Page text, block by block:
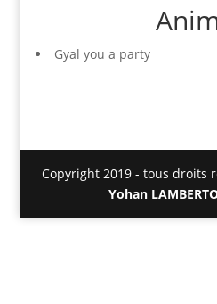
Gyal you a party
Copyright 2019 - tous droits
Yohan